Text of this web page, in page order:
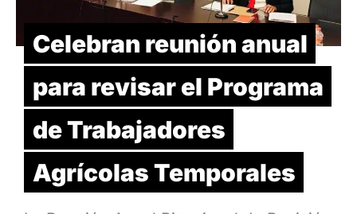
Celebran reunión anual
para revisar el Programa
de Trabajadores
Agrícolas Temporales